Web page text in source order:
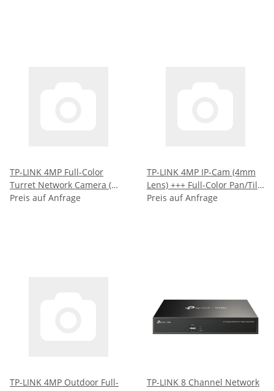
TP-LINK 4MP Full-Color
Turret Network Camera (
VIGI C440(4MM) )
Preis auf Anfrage
TP-LINK 4MP IP-Cam (4mm
Lens) +++ Full-Color Pan/Tilt
Network Camera ( VIGI C540
Preis auf Anfrage
TP-LINK 4MP Outdoor Full-
TP-LINK 8 Channel Network